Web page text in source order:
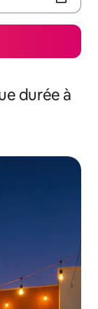
durée à